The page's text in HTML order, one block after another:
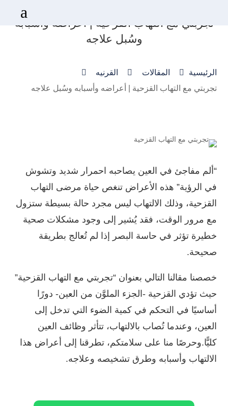
a
تجربتي مع التهاب القزحية | أعراضه وأسبابه
وسُبل علاجه
الرئيسية  المقالات  القرنيه

تجربتي مع التهاب القزحية | أعراضه وأسبابه وسُبل علاجه
“ألم مفاجئ في العين يصاحبه احمرار شديد وتشوش
في الرؤية” هذه الأعراض تنغص حياة مرضى التهاب
القزحية، وذلك الالتهاب ليس مجرد حالة بسيطة ستزول
مع مرور الوقت، فقد يُشير إلى وجود مشكلات صحية
خطيرة تؤثر في حاسة البصر إذا لم تُعالج بطريقة
صحيحة.
خصصنا مقالنا التالي بعنوان “تجربتي مع التهاب القزحية”
حيث تؤدي القزحية -الجزء الملوَّن من العين- دورًا
أساسيًا في التحكم في كمية الضوء التي تدخل إلى
العين، وعندما تُصاب بالالتهاب، تتأثر وظائف العين
كليًّا.وحرصًا منا على سلامتكم، تطرقنا إلى أعراض هذا
الالتهاب وأسبابه وطرق تشخيصه وعلاجه.